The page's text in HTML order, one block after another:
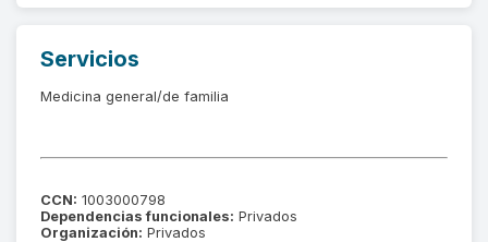
Servicios
Medicina general/de familia
CCN: 1003000798
Dependencias funcionales: Privados
Organización: Privados